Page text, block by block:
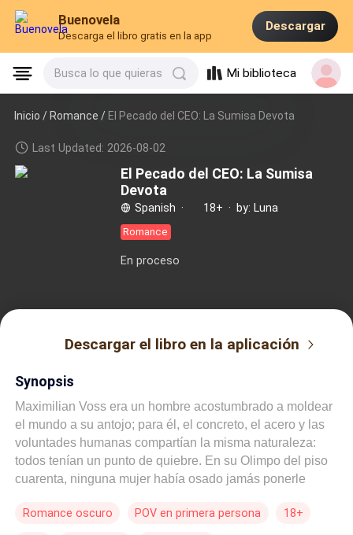
Buenovela
Descarga el libro gratis en la app
Descargar
Busca lo que quieras Mi biblioteca
Inicio /Romance / El Pecado del CEO: La Sumisa Devota
Last Updated: 2026-08-02
El Pecado del CEO: La Sumisa
Devota
Spanish · 18+ · by: Luna
Romance
En proceso
Descargar el libro en la aplicación
Synopsis
Maximilian Voss era un hombre acostumbrado a moldear
el mundo a su antojo; para él, el concreto, el acero y las
voluntades humanas compartían la misma naturaleza:
todos tenían un punto de quiebre. En su Olimpo del piso
cuarenta, ninguna mujer había osado jamás ponerle
su corporación. Ella era la personificación de una pureza
Romance oscuro POV en primera persona 18+